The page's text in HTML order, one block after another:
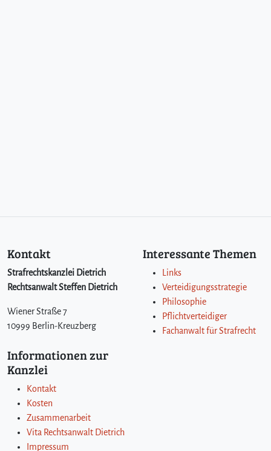
Kontakt
Strafrechtskanzlei Dietrich
Rechtsanwalt Steffen Dietrich
Wiener Straße 7
10999 Berlin-Kreuzberg
Interessante Themen
Links
Verteidigungsstrategie
Philosophie
Pflichtverteidiger
Fachanwalt für Strafrecht
Informationen zur
Kanzlei
Kontakt
Kosten
Zusammenarbeit
Vita Rechtsanwalt Dietrich
Impressum